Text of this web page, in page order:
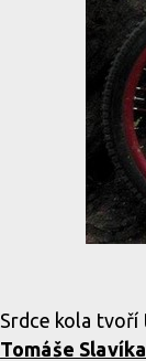
Srdce kola tvoří
Tomáše Slavíka